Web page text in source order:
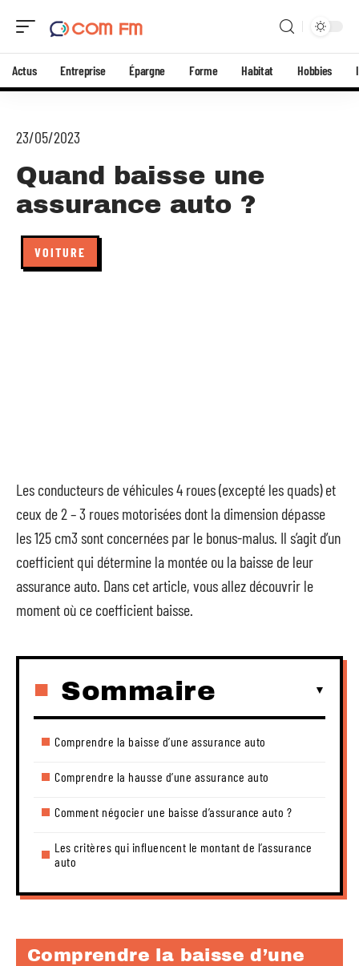
Actus Entreprise Épargne Forme Habitat Hobbies
23/05/2023
Quand baisse une
assurance auto ?
VOITURE
Les conducteurs de véhicules 4 roues (excepté les quads) et
ceux de 2 – 3 roues motorisées dont la dimension dépasse
les 125 cm3 sont concernées par le bonus-malus. Il s’agit d’un
coefficient qui détermine la montée ou la baisse de leur
assurance auto. Dans cet article, vous allez découvrir le
moment où ce coefficient baisse.
Sommaire
Comprendre la baisse d’une assurance auto
Comprendre la hausse d’une assurance auto
Comment négocier une baisse d’assurance auto ?
Les critères qui influencent le montant de l’assurance
auto
Comprendre la baisse d’une